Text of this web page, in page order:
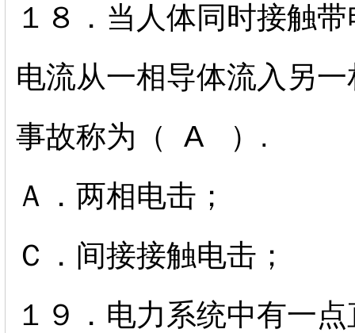
１８．当人体同时接触
电流从一相导体流入另
事故称为（ A ）.
Ａ．两相电击；
Ｃ．间接接触电击
１９．电力系统中有一